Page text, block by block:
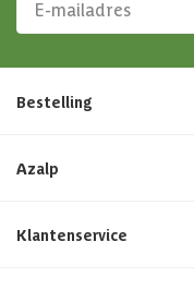
Bestelling
Azalp
Klantenservice